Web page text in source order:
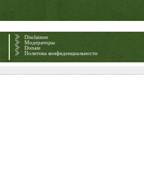
Disclaimer
Модераторы
Donate
Политика конфиденциальности